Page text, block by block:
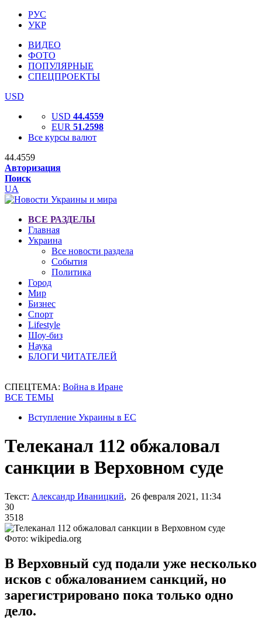
РУС
УКР
ВИДЕО
ФОТО
ПОПУЛЯРНЫЕ
СПЕЦПРОЕКТЫ
USD
USD 44.4559
EUR 51.2598
Все курсы валют
44.4559
Авторизация
Поиск
UA
ВСЕ РАЗДЕЛЫ
Главная
Украина
Все новости раздела
События
Политика
Город
Мир
Бизнес
Спорт
Lifestyle
Шоу-биз
Наука
БЛОГИ ЧИТАТЕЛЕЙ
СПЕЦТЕМА: Война в Иране
ВСЕ ТЕМЫ
Вступление Украины в ЕС
Телеканал 112 обжаловал
санкции в Верховном суде
Текст: Александр Иваницкий, 26 февраля 2021, 11:34
30
3518
Фото: wikipedia.org
В Верховный суд подали уже несколько
исков с обжалованием санкций, но
зарегистрировано пока только одно
дело.